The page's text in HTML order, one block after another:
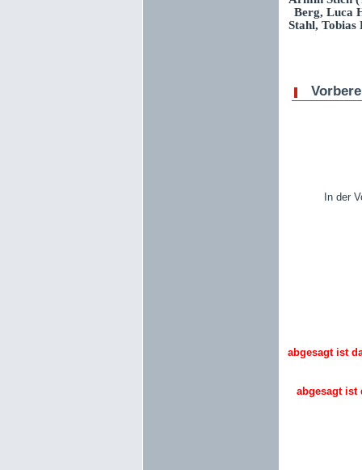
Berg, Luca
Stahl,
In der
abgesagt ist
abgesagt